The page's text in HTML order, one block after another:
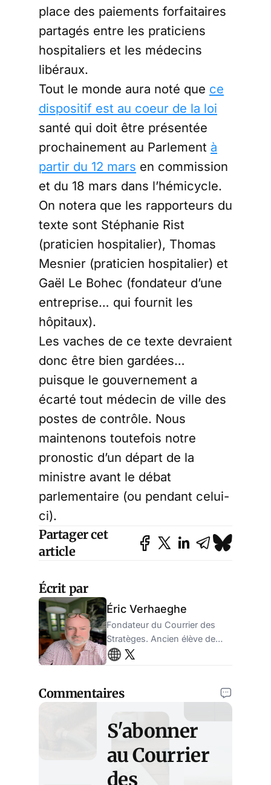
place des paiements forfaitaires
partagés entre les praticiens
hospitaliers et les médecins
libéraux.
Tout le monde aura noté que ce
dispositif est au coeur de la loi
santé qui doit être présentée
prochainement au Parlement à
partir du 12 mars en commission
et du 18 mars dans l’hémicycle.
On notera que les rapporteurs du
texte sont Stéphanie Rist
(praticien hospitalier), Thomas
Mesnier (praticien hospitalier) et
Gaël Le Bohec (fondateur d’une
entreprise… qui fournit les
hôpitaux).
Les vaches de ce texte devraient
donc être bien gardées…
puisque le gouvernement a
écarté tout médecin de ville des
postes de contrôle. Nous
maintenons toutefois notre
pronostic d’un départ de la
ministre avant le débat
parlementaire (ou pendant celui-
ci).
Partager cet
article
Écrit par
Éric Verhaeghe
Fondateur du Courrier des
Stratèges. Ancien élève de
l'ENA, ancien administrateur
Commentaires
S'abonner
au Courrier
des